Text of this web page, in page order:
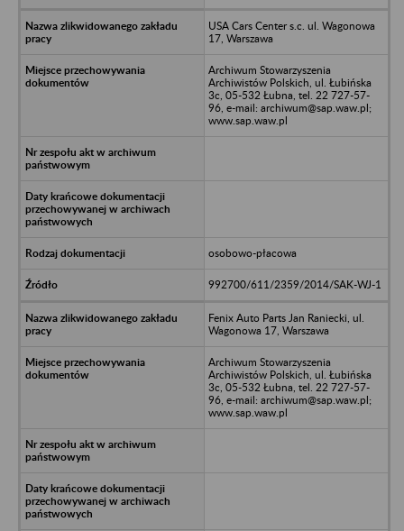
USA Cars Center s.c. ul. Wagonowa
17, Warszawa
Archiwum Stowarzyszenia
Archiwistów Polskich, ul. Łubińska
3c, 05-532 Łubna, tel. 22 727-57-
96, e-mail: archiwum@sap.waw.pl;
www.sap.waw.pl
osobowo-płacowa
992700/611/2359/2014/SAK-WJ-1
Fenix Auto Parts Jan Raniecki, ul.
Wagonowa 17, Warszawa
Archiwum Stowarzyszenia
Archiwistów Polskich, ul. Łubińska
3c, 05-532 Łubna, tel. 22 727-57-
96, e-mail: archiwum@sap.waw.pl;
www.sap.waw.pl